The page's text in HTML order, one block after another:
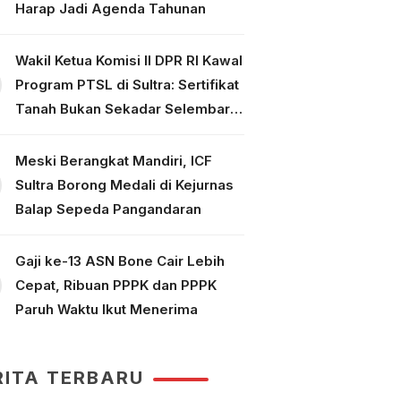
Harap Jadi Agenda Tahunan
Wakil Ketua Komisi II DPR RI Kawal
Program PTSL di Sultra: Sertifikat
Tanah Bukan Sekadar Selembar
Meski Berangkat Mandiri, ICF
Sultra Borong Medali di Kejurnas
Balap Sepeda Pangandaran
Gaji ke-13 ASN Bone Cair Lebih
Cepat, Ribuan PPPK dan PPPK
Paruh Waktu Ikut Menerima
TERBARU